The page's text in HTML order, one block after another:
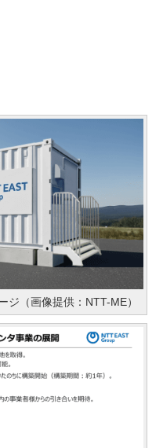
ジ（画像提供：NTT-ME）